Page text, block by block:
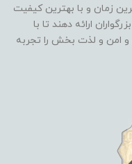
زمان و با بهترین کیفیت
ارائه دهند تا با
و امن و لذت بخش را تجربه